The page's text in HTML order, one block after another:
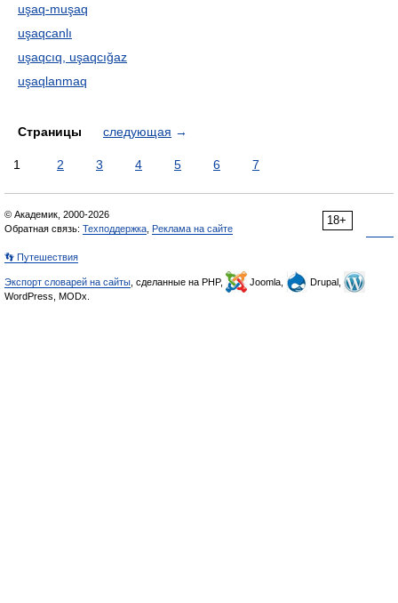
uşaq-muşaq
uşaqcanlı
uşaqcıq, uşaqcığaz
uşaqlanmaq
Страницы следующая →
1 2 3 4 5 6 7
18+
© Академик, 2000-2026
Обратная связь: Техподдержка Реклама на сайте
👣 Путешествия
Экспорт словарей на сайты , сделанные на PHP, Joomla,
Drupal,
WordPress, MODx.